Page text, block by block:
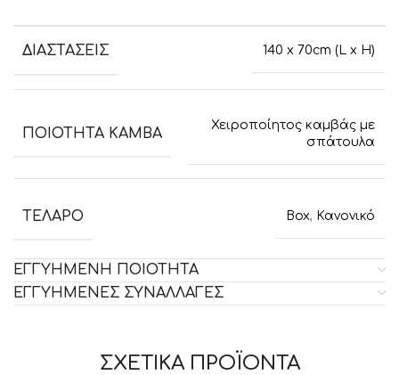
ΔΙΑΣΤΑΣΕΙΣ 140 x 70cm (L x H)
ΠΟΙΟΤΗΤΑ ΚΑΜΒΑ
Χειροποίητος καμβάς με
σπάτουλα
ΤΕΛΑΡΟ Box, Κανονικό
ΕΓΓΥΗΜΕΝΗ ΠΟΙΟΤΗΤΑ
ΕΓΓΥΗΜΕΝΕΣ ΣΥΝΑΛΛΑΓΕΣ
ΣΧΕΤΙΚΑ ΠΡΟΪΟΝΤΑ